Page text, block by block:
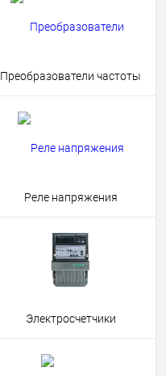
Преобразователи частоты
Реле напряжения
Электросчетчики